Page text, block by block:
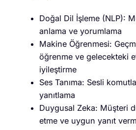
Doğal Dil İşleme (NLP):
anlama ve yorumlama
Makine Öğrenmesi:
öğrenme ve gelecekteki
iyileştirme
Ses Tanıma: Sesli
yanıtlama
Duygusal Zeka: Müşteri
etme ve uygun yanıt